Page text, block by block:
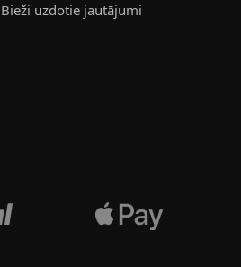
Bieži uzdotie jautājumi